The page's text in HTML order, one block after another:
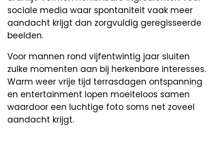
sociale media waar spontaniteit vaak meer
aandacht krijgt dan zorgvuldig geregisseerde
beelden.
Voor mannen rond vijfentwintig jaar sluiten
zulke momenten aan bij herkenbare interesses.
Warm weer vrije tijd terrasdagen ontspanning
en entertainment lopen moeiteloos samen
waardoor een luchtige foto soms net zoveel
aandacht krijgt.